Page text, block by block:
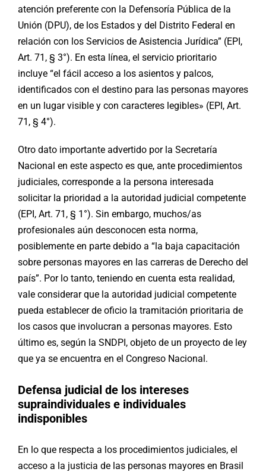
atención preferente con la Defensoría Pública de la
Unión (DPU), de los Estados y del Distrito Federal en
relación con los Servicios de Asistencia Jurídica” (EPI,
Art. 71, § 3°). En esta línea, el servicio prioritario
incluye “el fácil acceso a los asientos y palcos,
identificados con el destino para las personas mayores
en un lugar visible y con caracteres legibles» (EPI, Art.
71, § 4°).
Otro dato importante advertido por la Secretaría
Nacional en este aspecto es que, ante procedimientos
judiciales, corresponde a la persona interesada
solicitar la prioridad a la autoridad judicial competente
(EPI, Art. 71, § 1°). Sin embargo, muchos/as
profesionales aún desconocen esta norma,
posiblemente en parte debido a “la baja capacitación
sobre personas mayores en las carreras de Derecho del
país”. Por lo tanto, teniendo en cuenta esta realidad,
vale considerar que la autoridad judicial competente
pueda establecer de oficio la tramitación prioritaria de
los casos que involucran a personas mayores. Esto
último es, según la SNDPI, objeto de un proyecto de ley
que ya se encuentra en el Congreso Nacional.
Defensa judicial de los intereses
supraindividuales e individuales
indisponibles
En lo que respecta a los procedimientos judiciales, el
acceso a la justicia de las personas mayores en Brasil